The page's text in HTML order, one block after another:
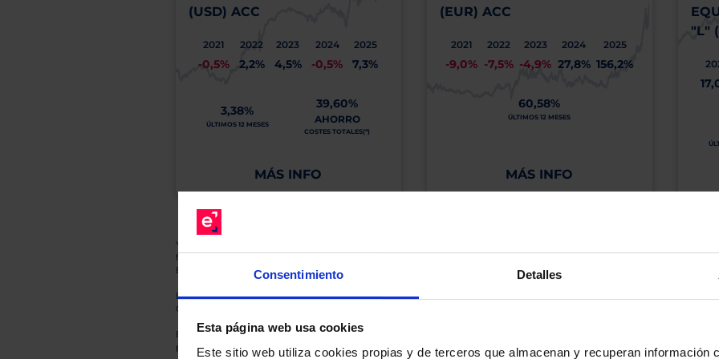
Consentimiento Detalles
Esta página web usa cookies
Este sitio web utiliza cookies propias y de terceros que almacenan y recuperan información
(USD) ACC
2021
-0,5%
2022
2,2%
2023
4,5%
2024
-0,5%
2025
7,3%
3,38%
ÚLTIMOS 12 MESES
39,60%
AHORRO
COSTES TOTALES(*)
MÁS INFO
(EUR) ACC
2021
-9,0%
2022
-7,5%
2023
-4,9%
2024
27,8%
2025
156,2%
60,58%
ÚLTIMOS 12 MESES
MÁS INFO
"L"
Y recuerde que toda inversión conlleva riesgos, incluida la ausencia de rentabilidad y/o la pérdida del principal invertido. El
fluctuaciones del mercado, sin que rentabilidades pasadas garanticen resultados en el futuro ni sean indicativas de
El Grupo EBN no puede garantizar que cualquier capital invertido mantendrá o aumentará su valor.
En cada una de las fichas de nuestros Fondos de Inversión tiene a su disposición información completa y relativa a dicho
Gestora y la entidad depositaria del mismo y sobre el Folleto (clicando en «ver informe») y el DFI (clicando en «ver ficha»).
Esto es una comunicación publicitaria. EBN no está recomendando la compra de estos Fondos en concreto. Consulte el
para el inversor antes de tomar una decisión final de inversión. El Cliente es responsable de las decisiones de inversión que